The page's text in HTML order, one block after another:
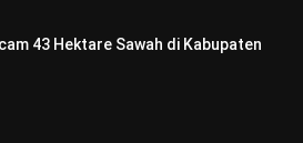
43 Hektare Sawah di Kabupaten